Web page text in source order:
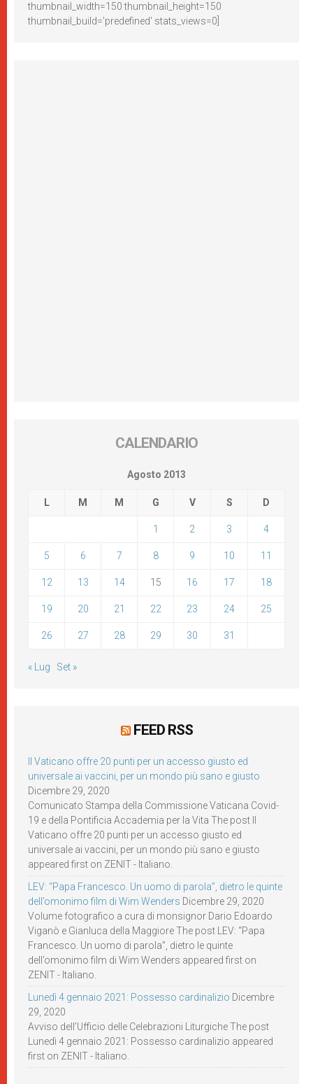
thumbnail_width=150 thumbnail_height=150
thumbnail_build='predefined' stats_views=0]
CALENDARIO
Agosto 2013
L M M G V S D
1 2 3 4
5 6 7 8 9 10 11
12 13 14 15 16 17 18
19 20 21 22 23 24 25
26 27 28 29 30 31
« Lug Set »
FEED RSS
Il Vaticano offre 20 punti per un accesso giusto ed
universale ai vaccini, per un mondo più sano e giusto
Dicembre 29, 2020
Comunicato Stampa della Commissione Vaticana Covid-
19 e della Pontificia Accademia per la Vita The post Il
Vaticano offre 20 punti per un accesso giusto ed
universale ai vaccini, per un mondo più sano e giusto
appeared first on ZENIT - Italiano.
LEV: “Papa Francesco. Un uomo di parola”, dietro le quinte
dell’omonimo film di Wim Wenders Dicembre 29, 2020
Volume fotografico a cura di monsignor Dario Edoardo
Viganò e Gianluca della Maggiore The post LEV: “Papa
Francesco. Un uomo di parola”, dietro le quinte
dell’omonimo film di Wim Wenders appeared first on
ZENIT - Italiano.
Lunedì 4 gennaio 2021: Possesso cardinalizio Dicembre
29, 2020
Avviso dell’Ufficio delle Celebrazioni Liturgiche The post
Lunedì 4 gennaio 2021: Possesso cardinalizio appeared
first on ZENIT - Italiano.